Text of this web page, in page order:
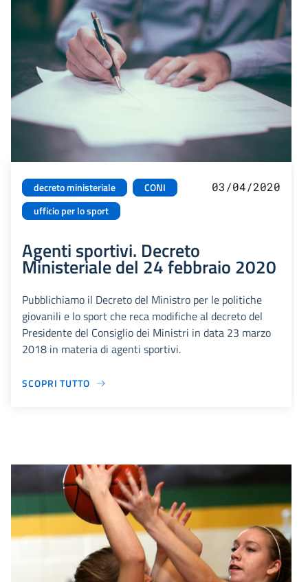
decreto ministeriale
CONI
ufficio per lo sport
03/04/2020
Agenti sportivi. Decreto
Ministeriale del 24 febbraio 2020
Pubblichiamo il Decreto del Ministro per le politiche
giovanili e lo sport che reca modifiche al decreto del
Presidente del Consiglio dei Ministri in data 23 marzo
2018 in materia di agenti sportivi.
SCOPRI TUTTO